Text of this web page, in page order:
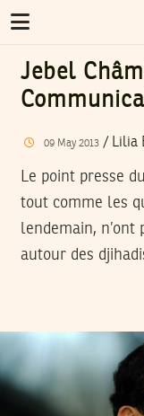
Jebel
09 May 2013/ Lilia
Le point presse
tout comme les
lendemain, n’ont
autour des